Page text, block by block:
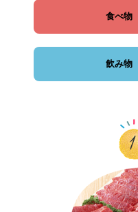
食べ物
飲み物